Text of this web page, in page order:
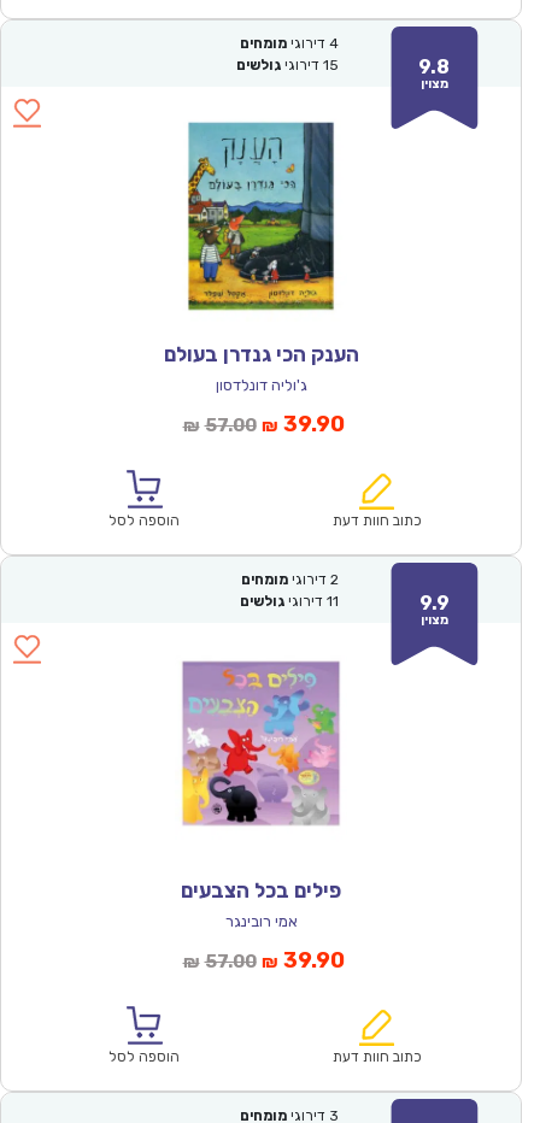
9.8
מצוין
4 דירוגי מומחים
15 דירוגי גולשים
הענק הכי גנדרן בעולם
ג'וליה דונלדסון
₪ 57.00המחיר
₪57.00.
₪ 39.90המחיר
הוא:
כתוב חוות דעת הוספה לסל
9.9
מצוין
2 דירוגי מומחים
11 דירוגי גולשים
פילים בכל הצבעים
אמי רובינגר
₪ 57.00המחיר
₪57.00.
₪ 39.90המחיר
הוא:
כתוב חוות דעת הוספה לסל
3 דירוגי מומחים